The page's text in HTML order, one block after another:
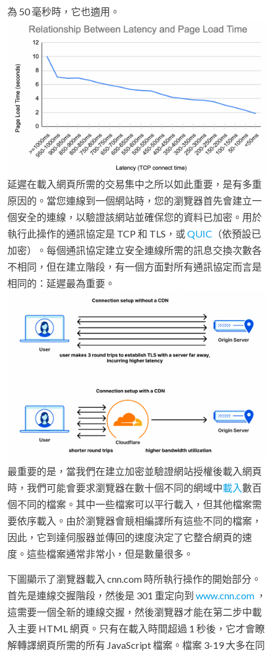
為 50 毫秒時，它也適用。
延遲在載入網頁所需的交易集中之所以如此重要，是有多重
原因的。當您連線到一個網站時，您的瀏覽器首先會建立一
個安全的連線，以驗證該網站並確保您的資料已加密。用於
執行此操作的通訊協定是 TCP 和 TLS，或QUIC （依預設已
加密）。每個通訊協定建立安全連線所需的訊息交換次數各
不相同，但在建立階段，有一個方面對所有通訊協定而言是
相同的：延遲最為重要。
最重要的是，當我們在建立加密並驗證網站授權後載入網頁
時，我們可能會要求瀏覽器在數十個不同的網域中載入數百
個不同的檔案。其中一些檔案可以平行載入，但其他檔案需
要依序載入。由於瀏覽器會競相編譯所有這些不同的檔案，
因此，它到達伺服器並傳回的速度決定了它整合網頁的速
度。這些檔案通常非常小，但是數量很多。
下圖顯示了瀏覽器載入 cnn.com 時所執行操作的開始部分。
首先是連線交握階段，然後是 301 重定向到 www.cnn.com ，
這需要一個全新的連線交握，然後瀏覽器才能在第二步中載
入主要 HTML 網頁。只有在載入時間超過 1 秒後，它才會瞭
解轉譯網頁所需的所有 JavaScript 檔案。檔案 3-19 大多在同